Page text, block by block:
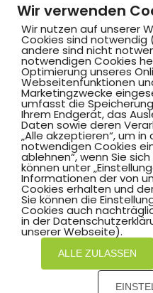
Hammer
Am
©2025 Hammer
Mit zum
Wir verwenden
Wir nutzen auf unserer
Cookies sind notwendig
andere sind nicht
notwendigen Cookies
Optimierung unseres
Webseitenfunktionen
Marketingzwecke
umfasst die
Ihrem Endgerät, das
Daten sowie deren
„Alle akzeptieren“, um
notwendigen Cookies
ablehnen“, wenn Sie
können unter
Informationen der von
Cookies erhalten und
Sie können die
Cookies auch
in der
unserer Webseite).
ALLE ZULASSEN